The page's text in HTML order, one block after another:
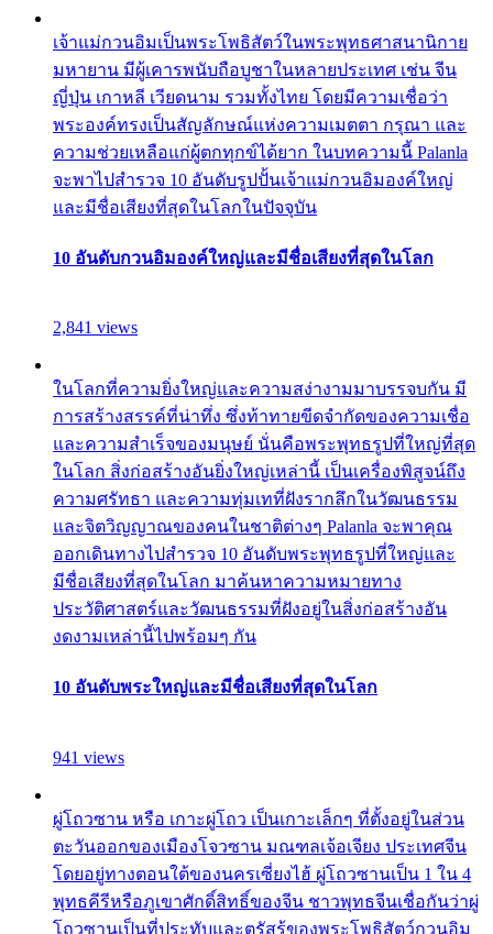
เจ้าแม่กวนอิมเป็นพระโพธิสัตว์ในพระพุทธศาสนานิกาย
มหายาน มีผู้เคารพนับถือบูชาในหลายประเทศ เช่น จีน
ญี่ปุ่น เกาหลี เวียดนาม รวมทั้งไทย โดยมีความเชื่อว่า
พระองค์ทรงเป็นสัญลักษณ์แห่งความเมตตา กรุณา และ
ความช่วยเหลือแก่ผู้ตกทุกข์ได้ยาก ในบทความนี้ Palanla
จะพาไปสำรวจ 10 อันดับรูปปั้นเจ้าแม่กวนอิมองค์ใหญ่
และมีชื่อเสียงที่สุดในโลกในปัจจุบัน
10 อันดับกวนอิมองค์ใหญ่และมีชื่อเสียงที่สุดในโลก
2,841 views
ในโลกที่ความยิ่งใหญ่และความสง่างามมาบรรจบกัน มี
การสร้างสรรค์ที่น่าทึ่ง ซึ่งท้าทายขีดจำกัดของความเชื่อ
และความสำเร็จของมนุษย์ นั่นคือพระพุทธรูปที่ใหญ่ที่สุด
ในโลก สิ่งก่อสร้างอันยิ่งใหญ่เหล่านี้ เป็นเครื่องพิสูจน์ถึง
ความศรัทธา และความทุ่มเทที่ฝังรากลึกในวัฒนธรรม
และจิตวิญญาณของคนในชาติต่างๆ Palanla จะพาคุณ
ออกเดินทางไปสำรวจ 10 อันดับพระพุทธรูปที่ใหญ่และ
มีชื่อเสียงที่สุดในโลก มาค้นหาความหมายทาง
ประวัติศาสตร์และวัฒนธรรมที่ฝังอยู่ในสิ่งก่อสร้างอัน
งดงามเหล่านี้ไปพร้อมๆ กัน
10 อันดับพระใหญ่และมีชื่อเสียงที่สุดในโลก
941 views
ผู่โถวซาน หรือ เกาะผู่โถว เป็นเกาะเล็กๆ ที่ตั้งอยู่ในส่วน
ตะวันออกของเมืองโจวซาน มณฑลเจ้อเจียง ประเทศจีน
โดยอยู่ทางตอนใต้ของนครเซี่ยงไฮ้ ผู่โถวซานเป็น 1 ใน 4
พุทธคีรีหรือภูเขาศักดิ์สิทธิ์ของจีน ชาวพุทธจีนเชื่อกันว่าผู่
โถวซานเป็นที่ประทับและตรัสรู้ของพระโพธิสัตว์กวนอิม